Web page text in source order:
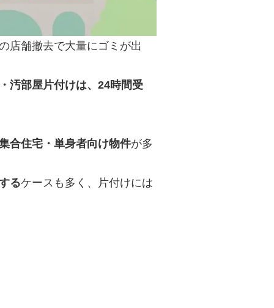
店舗撤去で大量にゴミが出
汚部屋片付けは、24時間受
合住宅・単身者向け物件が多
るケースも多く、片付けには